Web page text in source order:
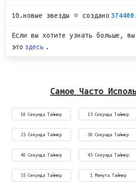
10.новые звезды ⭐ создано
Если вы хотите узнать больше,
это здесь .
Самое Часто
10 Секунда Таймер 15 Секунда Таймер
25 Секунда Таймер 30 Секунда Таймер
40 Секунда Таймер 45 Секунда Таймер
55 Секунда Таймер 1 Минута Таймер